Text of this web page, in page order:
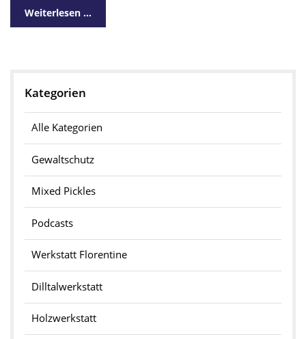
Weiterlesen …
Kategorien
Alle Kategorien
Gewaltschutz
Mixed Pickles
Podcasts
Werkstatt Florentine
Dilltalwerkstatt
Holzwerkstatt